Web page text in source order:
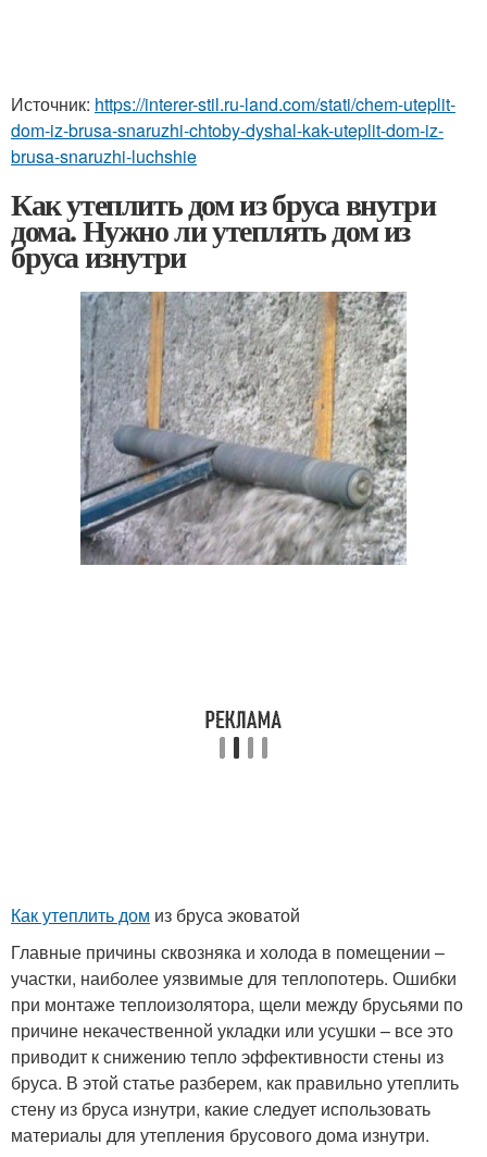
Источник: https://interer-stil.ru-land.com/stati/chem-uteplit-
dom-iz-brusa-snaruzhi-chtoby-dyshal-kak-uteplit-dom-iz-
brusa-snaruzhi-luchshie
Как утеплить дом из бруса внутри
дома. Нужно ли утеплять дом из
бруса изнутри
Как утеплить дом из бруса эковатой
Главные причины сквозняка и холода в помещении –
участки, наиболее уязвимые для теплопотерь. Ошибки
при монтаже теплоизолятора, щели между брусьями по
причине некачественной укладки или усушки – все это
приводит к снижению тепло эффективности стены из
бруса. В этой статье разберем, как правильно утеплить
стену из бруса изнутри, какие следует использовать
материалы для утепления брусового дома изнутри.